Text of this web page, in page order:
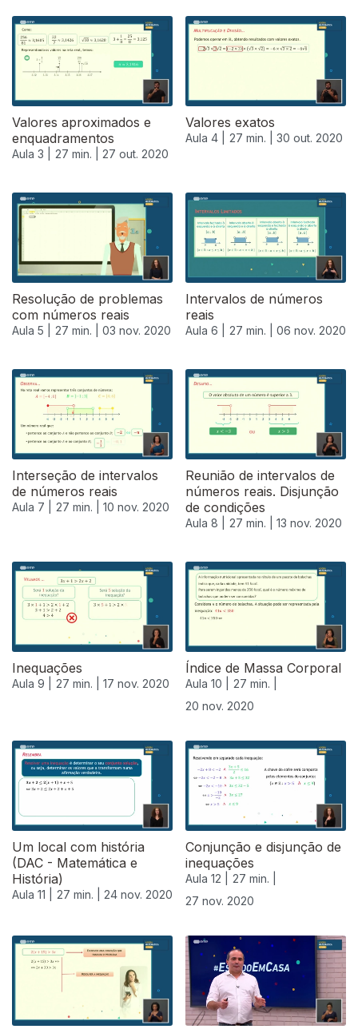
Valores aproximados e
enquadramentos
Aula 3 | 27 min. | 27 out. 2020
Valores exatos
Aula 4 | 27 min. | 30 out. 2020
Resolução de problemas
com números reais
Aula 5 | 27 min. | 03 nov. 2020
Intervalos de números
reais
Aula 6 | 27 min. | 06 nov. 2020
Interseção de intervalos
de números reais
Aula 7 | 27 min. | 10 nov. 2020
Reunião de intervalos de
números reais. Disjunção
de condições
Aula 8 | 27 min. | 13 nov. 2020
Inequações
Aula 9 | 27 min. | 17 nov. 2020
Índice de Massa Corporal
Aula 10 |
27 min. |
20 nov. 2020
Um local com história
(DAC - Matemática e
História)
Aula 11 | 27 min. | 24 nov. 2020
Conjunção e disjunção de
inequações
Aula 12 |
27 min. |
27 nov. 2020
508654